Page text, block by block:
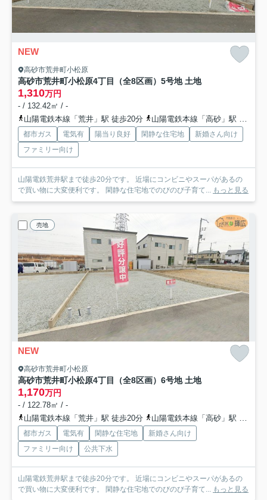
NEW
高砂市荒井町小松原
高砂市荒井町小松原4丁目（全8区画）5号地 土地
1,310万円
- / 132.42㎡ / -
山陽電鉄本線「荒井」駅 徒歩20分
山陽電鉄本線「高砂」駅 徒歩20分
都市ガス 電気有 陽当り良好 閑静な住宅地
新婚さん向け
ファミリー向け
山陽電鉄荒井駅まで徒歩20分です。 近場にコンビニやスーパがあるの
で買い物に大変便利です。 閑静な住宅地でのびのび子育て... もっと見る
売地
NEW
高砂市荒井町小松原
高砂市荒井町小松原4丁目（全8区画）6号地 土地
1,170万円
- / 122.78㎡ / -
山陽電鉄本線「荒井」駅 徒歩20分
山陽電鉄本線「高砂」駅 徒歩20分
都市ガス 電気有 閑静な住宅地
新婚さん向け
ファミリー向け
公共下水
山陽電鉄荒井駅まで徒歩20分です。 近場にコンビニやスーパがあるの
で買い物に大変便利です。 閑静な住宅地でのびのび子育て... もっと見る